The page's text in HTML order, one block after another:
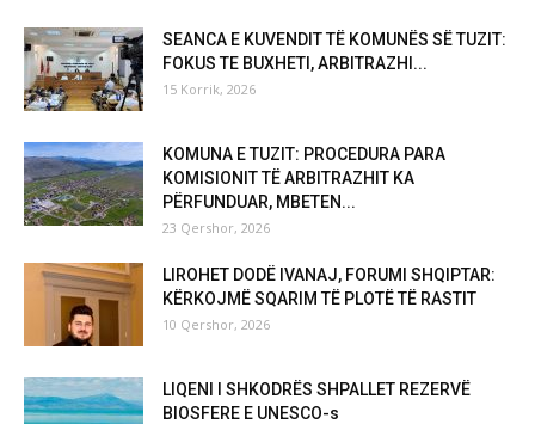
SEANCA E KUVENDIT TË KOMUNËS SË TUZIT:
FOKUS TE BUXHETI, ARBITRAZHI...
15 Korrik, 2026
KOMUNA E TUZIT: PROCEDURA PARA
KOMISIONIT TË ARBITRAZHIT KA
PËRFUNDUAR, MBETEN...
23 Qershor, 2026
LIROHET DODË IVANAJ, FORUMI SHQIPTAR:
KËRKOJMË SQARIM TË PLOTË TË RASTIT
10 Qershor, 2026
LIQENI I SHKODRËS SHPALLET REZERVË
BIOSFERE E UNESCO-s